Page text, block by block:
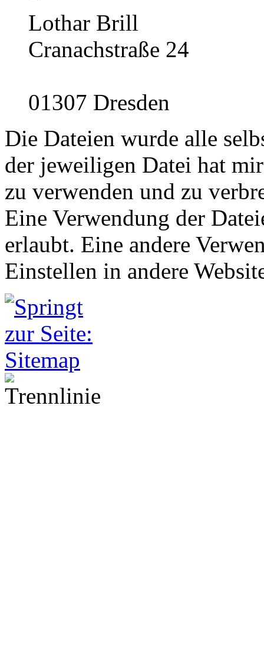
Lothar Brill
Cranachstraße 24
01307 Dresden
Die Dateien wurde alle
der jeweiligen Datei hat
zu verwenden und zu
Eine Verwendung der
erlaubt. Eine andere
Einstellen in andere